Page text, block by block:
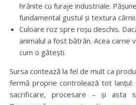
hrănite cu furaje industriale.
fundamental gustul și textura cărnii.
Culoare roz spre roșu deschis.
animalul a fost bătrân. Acea carne
cum o gătești.
Sursa contează la fel de mult ca
fermă proprie controlează tot lanțul:
sacrificare, procesare – și asta